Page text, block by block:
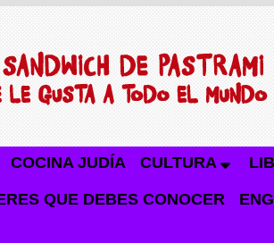
COCINA JUDÍA CULTURA
QUE DEBES CONOCER